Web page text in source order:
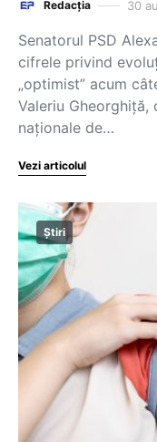
Redacția 30
Senatorul PSD
cifrele privind
„optimist” acum
Valeriu
naționale de…
Vezi articolul
Știri